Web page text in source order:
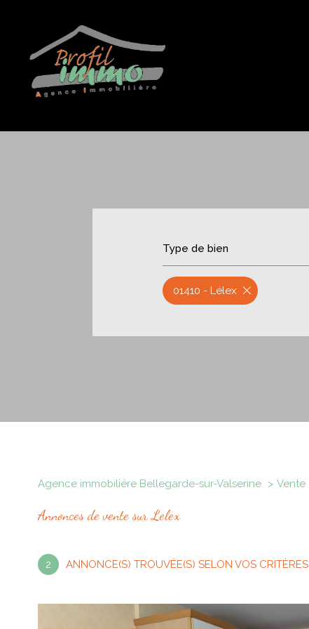
Type de bien
01410 - Lélex
Agence immobiliére Bellegarde-sur-Valserine Vente
Annonces de vente sur Lelex
2 ANNONCE(S) TROUVÉE(S) SELON VOS CRITÈRES